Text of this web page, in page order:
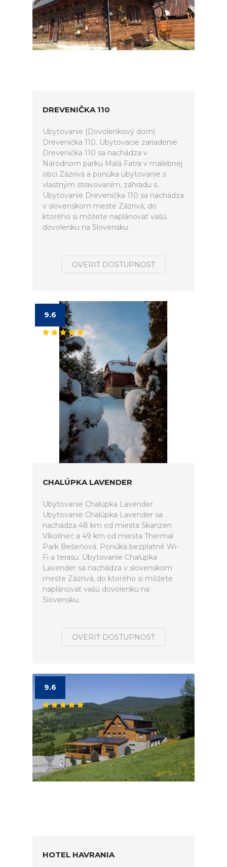
DREVENIČKA 110
Ubytovanie (Dovolenkový dom)
Drevenička 110. Ubytovacie zariadenie
Drevenička 110 sa nachádza v
Národnom parku Malá Fatra v malebnej
obci Zázrivá a ponúka ubytovanie s
vlastným stravovaním, záhradu s...
Ubytovanie Drevenička 110 sa nachádza
v slovenskom meste Zázrivá, do
ktorého si môžete naplánovať vašú
dovolenku na Slovensku.
OVERIŤ DOSTUPNOSŤ
9.6
CHALÚPKA LAVENDER
Ubytovanie Chalúpka Lavender.
Ubytovanie Chalúpka Lavender sa
nachádza 48 km od miesta Skanzen
Vlkolínec a 49 km od miesta Thermal
Park Bešeňová. Ponúka bezplatné Wi-
Fi a terasu. Ubytovanie Chalúpka
Lavender sa nachádza v slovenskom
meste Zázrivá, do ktorého si môžete
naplánovať vašú dovolenku na
Slovensku.
OVERIŤ DOSTUPNOSŤ
9.6
HOTEL HAVRANIA